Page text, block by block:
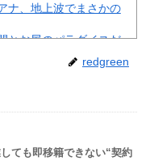
ナ、地上波でまさかの
とお尻のパラダイスだ
したまま平常心を装う
redgreen
しても即移籍できない“契約